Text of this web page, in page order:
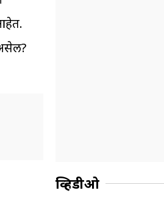
व्हिडीओ